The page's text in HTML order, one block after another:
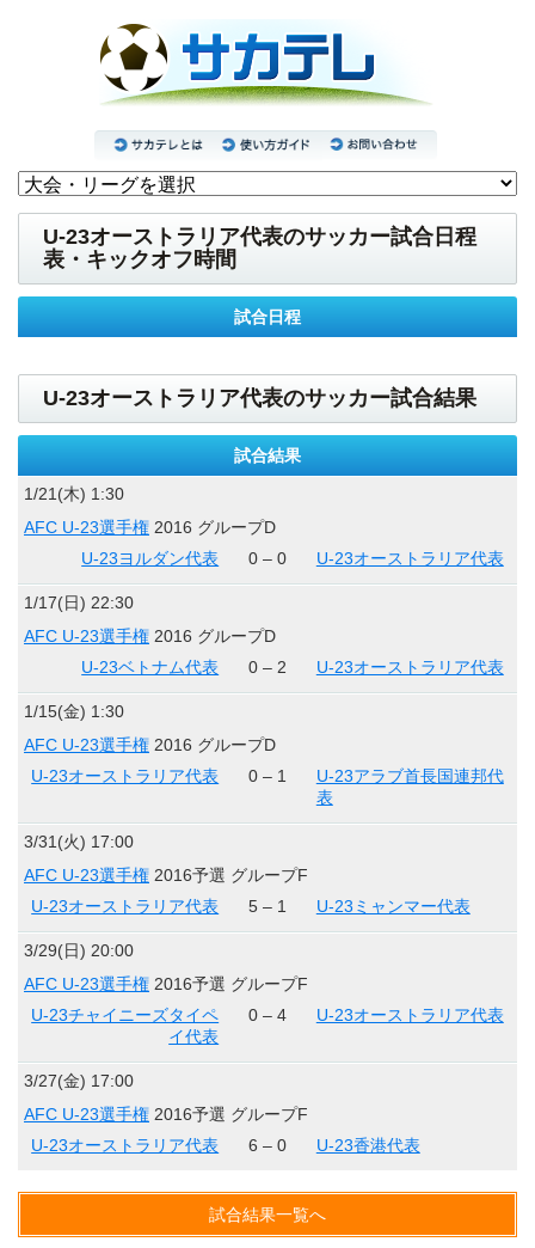
U-23オーストラリア代表のサッカー試合日程
表・キックオフ時間
試合日程
U-23オーストラリア代表のサッカー試合結果
試合結果
1/21(木) 1:30
AFC U-23選手権 2016 グループD
U-23ヨルダン代表
0 – 0 U-23オーストラリア代表
1/17(日) 22:30
AFC U-23選手権 2016 グループD
U-23ベトナム代表
0 – 2 U-23オーストラリア代表
1/15(金) 1:30
AFC U-23選手権 2016 グループD
U-23オーストラリア代表
0 – 1
U-23アラブ首長国連邦代
表
3/31(火) 17:00
AFC U-23選手権 2016予選 グループF
U-23オーストラリア代表
5 – 1 U-23ミャンマー代表
3/29(日) 20:00
AFC U-23選手権 2016予選 グループF
U-23チャイニーズタイペ
イ代表
0 – 4 U-23オーストラリア代表
3/27(金) 17:00
AFC U-23選手権 2016予選 グループF
U-23オーストラリア代表
6 – 0 U-23香港代表
試合結果一覧へ